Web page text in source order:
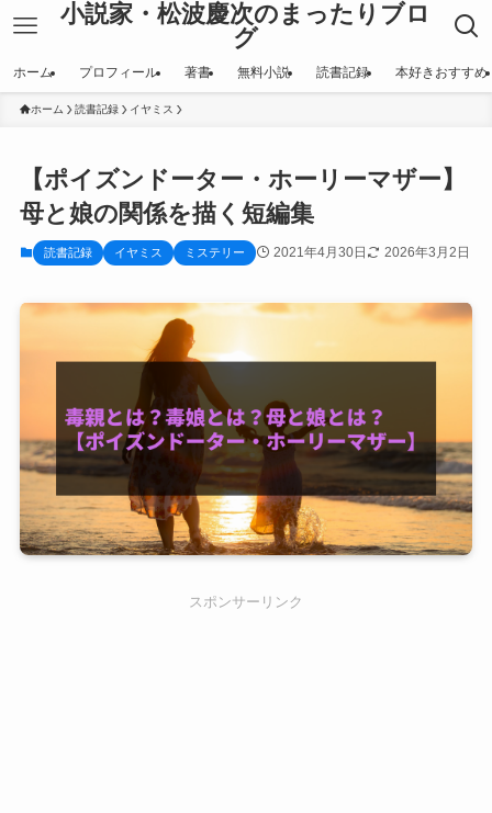
小説家・松波慶次のまったりブロ
グ
ホーム プロフィール 著書 無料小説 読書記録 本好きおすすめ
ホーム 読書記録 イヤミス
【ポイズンドーター・ホーリーマザー】
母と娘の関係を描く短編集
読書記録 イヤミス ミステリー 2021年4月30日 2026年3月2日
スポンサーリンク